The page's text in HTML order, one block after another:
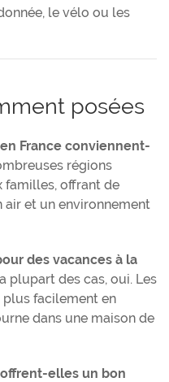
le vélo ou les
posées
France conviennent-
régions
familles, offrant de
air et un environnement
des vacances à la
plupart des cas, oui. Les
facilement en
dans une maison de
elles un bon